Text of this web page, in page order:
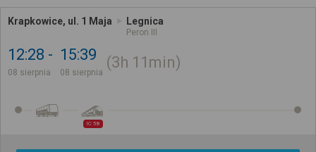
Krapkowice, ul. 1 Maja Legnica
Peron III
12:28
08 sierpnia
15:39
08 sierpnia
3h 11min
IC 58